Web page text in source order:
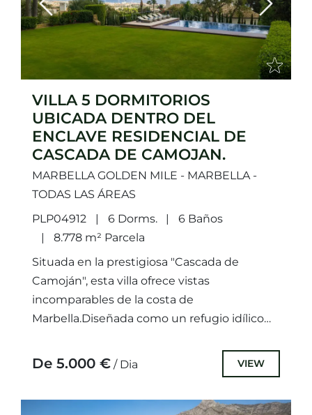
Previous Next
VILLA 5 DORMITORIOS
UBICADA DENTRO DEL
ENCLAVE RESIDENCIAL DE
CASCADA DE CAMOJAN.
MARBELLA GOLDEN MILE - MARBELLA -
TODAS LAS ÁREAS
PLP04912
6 Dorms.
6 Baños
8.778 m² Parcela
Situada en la prestigiosa "Cascada de
Camoján", esta villa ofrece vistas
incomparables de la costa de
Marbella.Diseñada como un refugio idílico
un sistema...
De 5.000 € / Dia VIEW